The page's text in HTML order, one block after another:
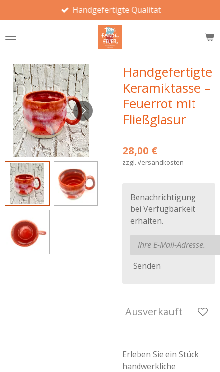
Hauptinhalt
springen
Handgefertigte Qualität
Handgefertigte
Keramiktasse –
Feuerrot mit
Fließglasur
28,00 €
zzgl. Versandkosten
Benachrichtigung
bei Verfügbarkeit
erhalten.
Senden
Ausverkauft
Erleben Sie ein Stück
handwerkliche